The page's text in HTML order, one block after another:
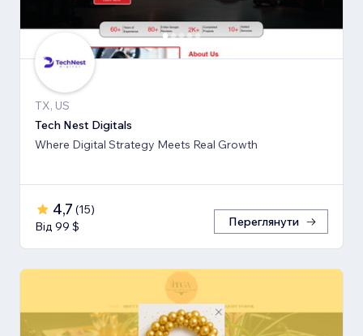
TX, US
Tech Nest Digitals
Where Digital Strategy Meets Real Growth
4,7 (15)
Від 99 $
Переглянути